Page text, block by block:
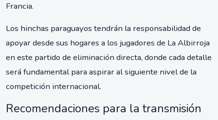
Francia.
Los hinchas paraguayos tendrán la responsabilidad de
apoyar desde sus hogares a los jugadores de La Albirroja
en este partido de eliminación directa, donde cada detalle
será fundamental para aspirar al siguiente nivel de la
competición internacional.
Recomendaciones para la transmisión